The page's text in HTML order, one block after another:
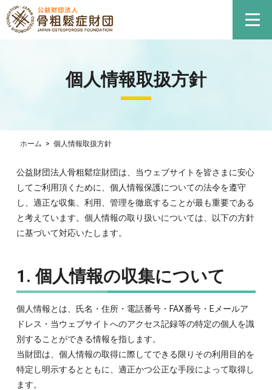
個人情報取扱方針
ホーム > 個人情報取扱方針
公益財団法人骨粗鬆症財団は、当ウェブサイトを皆さまに安心
してご利用頂くために、個人情報保護についての法令を遵守
し、適正な収集、利用、管理を徹底することが最も重要である
と考えています。個人情報の取り扱いについては、以下の方針
に基づいて対応いたします。
1. 個人情報の収集について
個人情報とは、氏名・住所・電話番号・FAX番号・Eメールア
ドレス・当ウェブサイトへのアクセス記録等の特定の個人を識
別することができる情報を指します。
当財団は、個人情報の取得に際してできる限りその利用目的を
特定し明示するとともに、適正かつ公正な手段によって取得し
ます。